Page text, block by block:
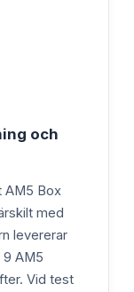
och
AM5 Box
med
levererar
9 AM5
Vid test